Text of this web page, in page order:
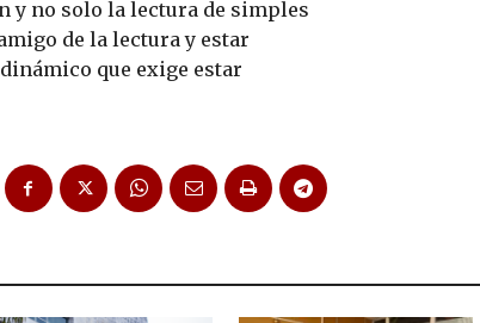
y no solo la lectura de simples
de la lectura y estar
que exige estar